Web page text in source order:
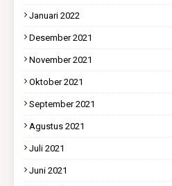
Januari 2022
Desember 2021
November 2021
Oktober 2021
September 2021
Agustus 2021
Juli 2021
Juni 2021